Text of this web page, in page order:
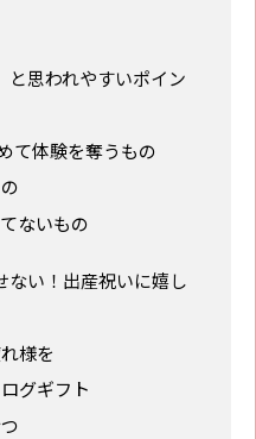
思われやすいポイン
て体験を奪うもの
ないもの
ない！出産祝いに嬉し
様を
グギフト